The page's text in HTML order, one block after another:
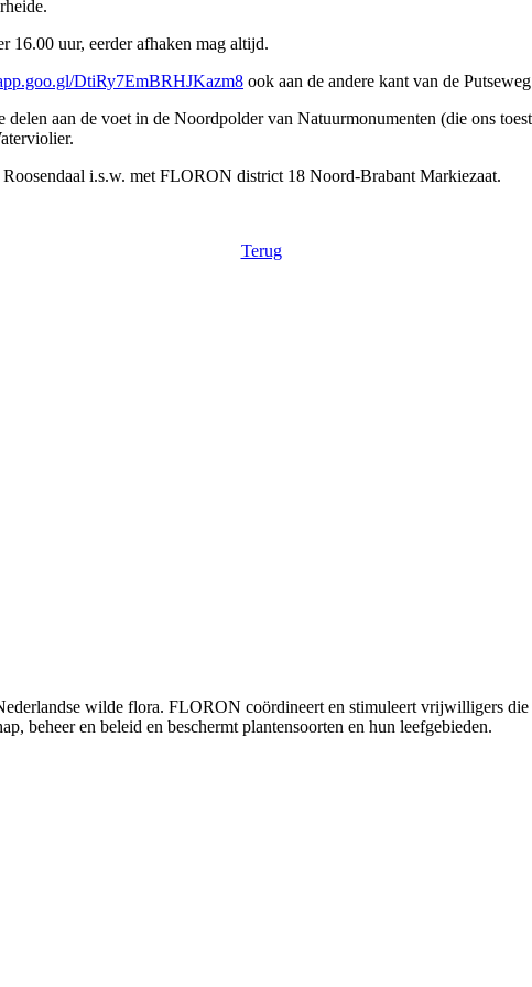
16.00 uur, eerder afhaken mag altijd.
DtiRy7EmBRHJKazm8 ook aan de andere kant van de
aan de voet in de Noordpolder van Natuurmonumenten (die ons
i.s.w. met FLORON district 18 Noord-Brabant Markiezaat.
Terug
wilde flora. FLORON coördineert en stimuleert vrijwilligers
beheer en beleid en beschermt plantensoorten en hun leefgebieden.